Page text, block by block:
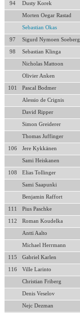
94 Dusty Korek
Morten Oegar Rastad
Sebastian Okas
97 Sigurd Nymoen Soeberg
98 Sebastian Klinga
Nicholas Mattoon
Olivier Anken
101 Pascal Bodmer
Alessio de Crignis
David Ripper
Simon Greiderer
Thomas Juffinger
106 Jere Kykkänen
Sami Heiskanen
108 Elias Tollinger
Sami Saapunki
Benjamin Raffort
111 Pius Paschke
112 Roman Koudelka
Antti Aalto
Michael Herrmann
115 Gabriel Karlen
116 Ville Larinto
Christian Friberg
Denis Veselov
Nejc Dezman